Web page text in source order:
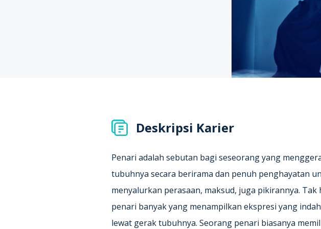
Deskripsi Karier
Penari adalah sebutan bagi seseorang yang
tubuhnya secara berirama dan penuh penghayatan
menyalurkan perasaan, maksud, juga pikirannya. Tak
penari banyak yang menampilkan ekspresi yang
lewat gerak tubuhnya. Seorang penari biasanya